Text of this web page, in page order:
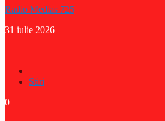
Radio Medias 725
31 iulie 2026
Stiri
0